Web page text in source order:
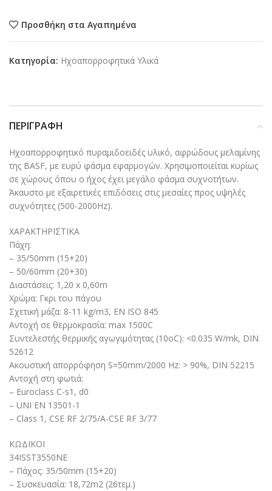
Προσθήκη στα Αγαπημένα
Κατηγορία: Ηχοαπορροφητικά Υλικά
ΠΕΡΙΓΡΑΦΉ
Ηχοαπορροφητικό πυραμιδοειδές υλικό, αφρώδους μελαμίνης
της BASF, με ευρύ φάσμα εφαρμογών. Χρησιμοποιείται κυρίως
σε χώρους όπου ο ήχος έχει μεγάλο φάσμα συχνοτήτων.
Άκαυστο με εξαιρετικές επιδόσεις στις μεσαίες προς υψηλές
συχνότητες (500-2000Hz).
ΧΑΡΑΚΤΗΡΙΣΤΙΚΑ
Πάχη:
– 35/50mm (15+20)
– 50/60mm (20+30)
Διαστάσεις: 1,20 x 0,60m
Χρώμα: Γκρι του πάγου
Σχετική μάζα: 8-11 kg/m3, EN ISO 845
Αντοχή σε θερμοκρασία: max 1500C
Συντελεστής θερμικής αγωγιμότητας (10οC): <0.035 W/mk, DIN
52612
Ακουστική απορρόφηση S=50mm/2000 Hz: > 90%, DIN 52215
Αντοχή στη φωτιά:
– Euroclass C-s1, d0
– UNI EN 13501-1
– Class 1, CSE RF 2/75/A-CSE RF 3/77
ΚΩΔΙΚΟΙ
34ISST3550NE
– Πάχος: 35/50mm (15+20)
– Συσκευασία: 18,72m2 (26τεμ.)